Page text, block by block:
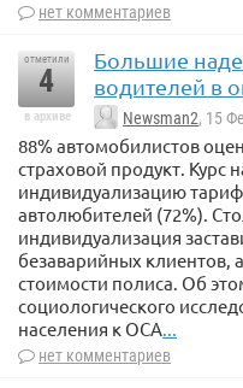
нет комментариев
отметили
4
в архиве
Большие
водителей в
Newsman2, 15
88% автомобилистов
страховой продукт. Курс
индивидуализацию
автолюбителей (72%).
индивидуализация
безаварийных клиентов,
стоимости полиса. Об
социологического
населения к ОСА...
нет комментариев